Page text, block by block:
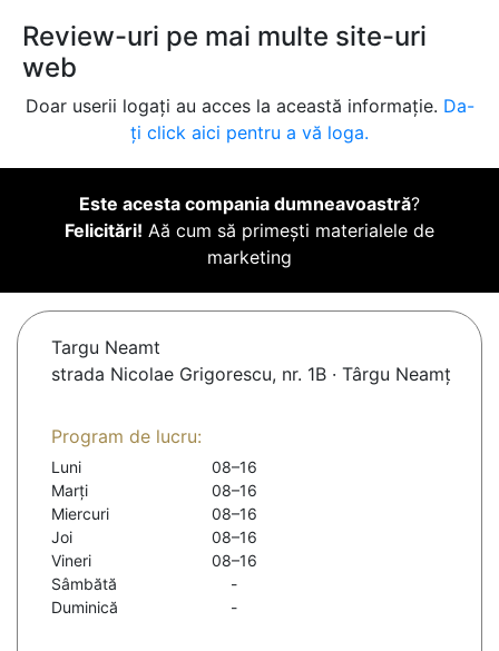
Review-uri pe mai multe site-uri
web
Doar userii logați au acces la această informație. Da-
ți click aici pentru a vă loga.
Este acesta compania dumneavoastră?
Felicitări! Aă cum să primești materialele de
marketing
Targu Neamt
strada Nicolae Grigorescu, nr. 1B · Târgu Neamț
Program de lucru:
Luni
08–16
Marți
08–16
Miercuri
08–16
Joi
08–16
Vineri
08–16
Sâmbătă
-
Duminică
-